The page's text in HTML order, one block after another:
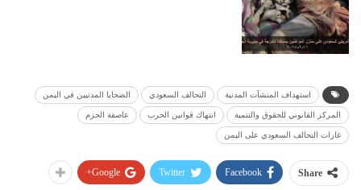
استهداف المنشآت المدنية التحالف السعودي الضحايا المدنيين في اليمن
المركز القانوني للحقوق والتنمية انتهاك قوانين الحرب عاصفة الحزم
غارات التحالف السعودي على اليمن
Share
Facebook
Twitter
Google+